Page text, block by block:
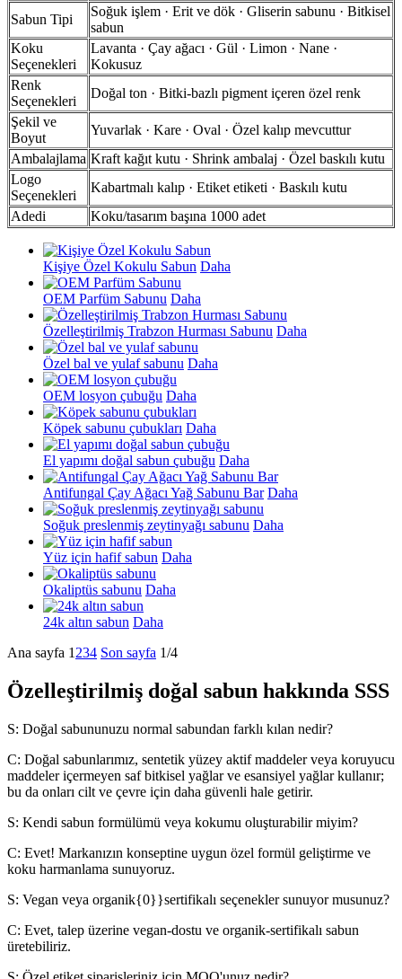
Sabun Tipi
Soğuk işlem · Erit ve dök · Gliserin sabunu · Bitkisel
sabun
Koku
Seçenekleri
Lavanta · Çay ağacı · Gül · Limon · Nane ·
Kokusuz
Renk
Seçenekleri
Doğal ton · Bitki-bazlı pigment içeren özel renk
Şekil ve
Boyut
Yuvarlak · Kare · Oval · Özel kalıp mevcuttur
Ambalajlama Kraft kağıt kutu · Shrink ambalaj · Özel baskılı kutu
Logo
Seçenekleri
Kabartmalı kalıp · Etiket etiketi · Baskılı kutu
Adedi
Koku/tasarım başına 1000 adet
Kişiye Özel Kokulu Sabun Daha
OEM Parfüm Sabunu Daha
Özelleştirilmiş Trabzon Hurması Sabunu Daha
Özel bal ve yulaf sabunu Daha
OEM losyon çubuğu Daha
Köpek sabunu çubukları Daha
El yapımı doğal sabun çubuğu Daha
Antifungal Çay Ağacı Yağ Sabunu Bar Daha
Soğuk preslenmiş zeytinyağı sabunu Daha
Yüz için hafif sabun Daha
Okaliptüs sabunu Daha
24k altın sabun Daha
Ana sayfa 1234 Son sayfa 1/4
Özelleştirilmiş doğal sabun hakkında SSS
S: Doğal sabununuzu normal sabundan farklı kılan nedir?
C: Doğal sabunlarımız, sentetik yüzey aktif maddeler veya koruyucu
maddeler içermeyen saf bitkisel yağlar ve esansiyel yağlar kullanır;
bu da onları cilt ve çevre için daha güvenli hale getirir.
S: Kendi sabun formülümü veya kokumu oluşturabilir miyim?
C: Evet! Markanızın konseptine uygun özel formül geliştirme ve
koku harmanlama sunuyoruz.
S: Vegan veya organik{0}}sertifikalı seçenekler sunuyor musunuz?
C: Evet, talep üzerine vegan-dostu ve organik-sertifikalı sabun
üretebiliriz.